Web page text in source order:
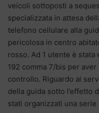
veicoli sottoposti a
specializzata in attesa
telefono cellulare alla
pericolosa in centro
rosso. Ad 1 utente è stata
192 comma 7/bis per aver
controllo. Riguardo ai
della guida sotto l’effetto
stati organizzati una